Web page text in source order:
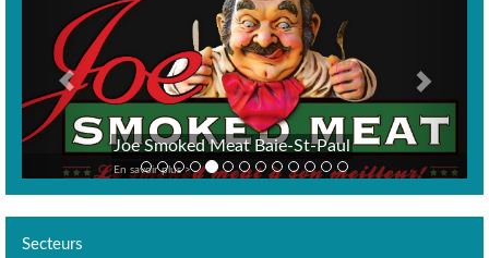
Joe Smoked Meat Baie-St-Paul
En savoir plus >
Secteurs